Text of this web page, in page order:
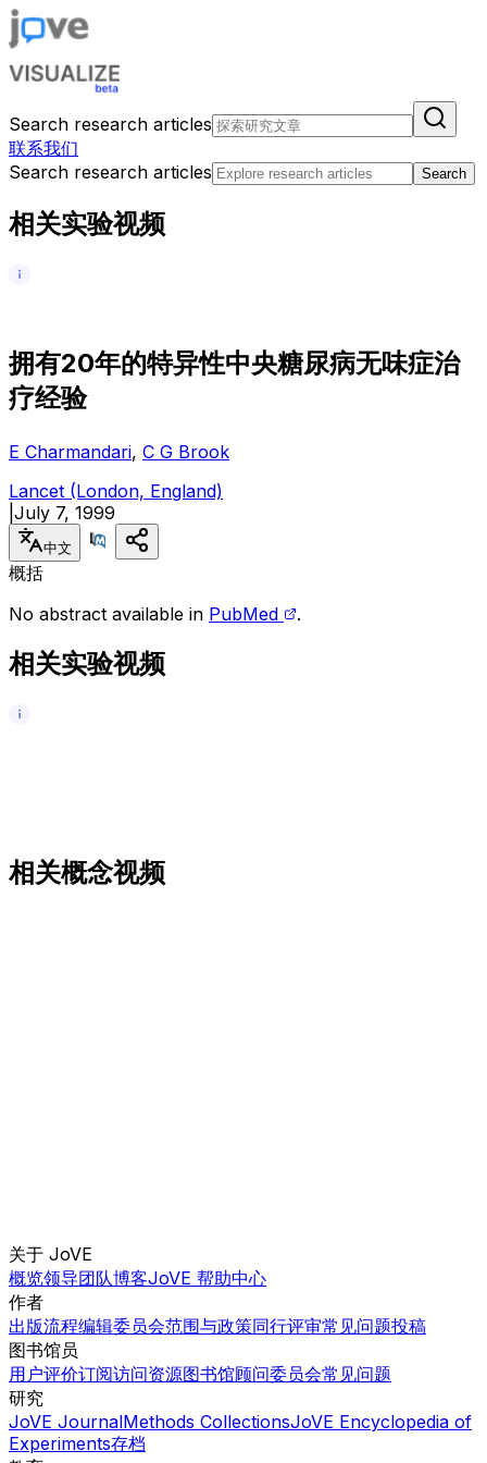
Search research articles
联系我们
Search research articles
Search
相关实验视频
拥有20年的特异性中央糖尿病无味症治
疗经验
E Charmandari, C G Brook
Lancet (London, England)
July 7, 1999
中文
概括
No abstract available in PubMed .
相关实验视频
相关概念视频
关于 JoVE
概览领导团队博客JoVE 帮助中心
作者
出版流程编辑委员会范围与政策同行评审常见问题投稿
图书馆员
用户评价订阅访问资源图书馆顾问委员会常见问题
研究
JoVE JournalMethods CollectionsJoVE Encyclopedia of
Experiments存档